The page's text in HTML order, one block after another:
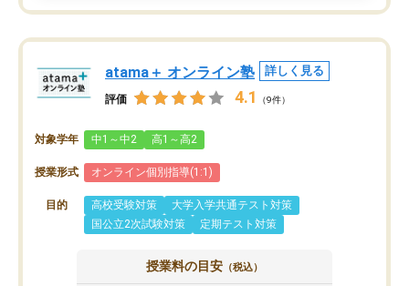
atama＋ オンライン塾 詳しく見る
評価 4.1 （9件）
対象学年 中1～中2 高1～高2
授業形式 オンライン個別指導(1:1)
目的 高校受験対策
大学入学共通テスト対策
国公立2次試験対策
定期テスト対策
授業料の目安 （税込）